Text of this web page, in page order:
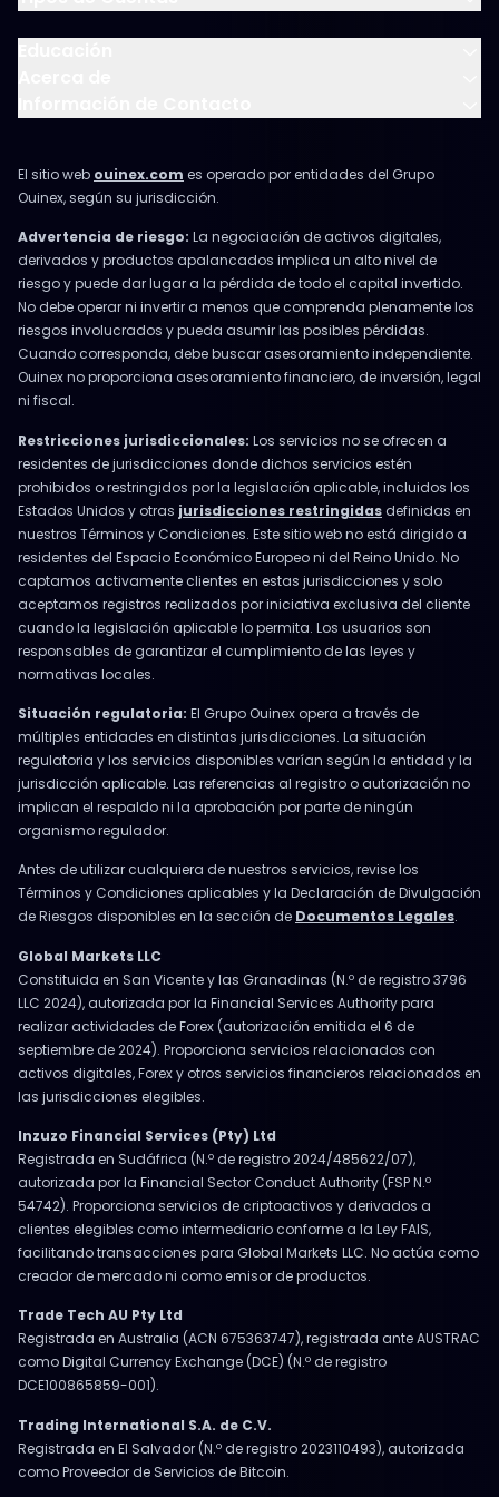
El sitio web ouinex.com es operado por entidades del Grupo
Ouinex, según su jurisdicción.
Advertencia de riesgo: La negociación de activos digitales,
derivados y productos apalancados implica un alto nivel de
riesgo y puede dar lugar a la pérdida de todo el capital invertido.
No debe operar ni invertir a menos que comprenda plenamente los
riesgos involucrados y pueda asumir las posibles pérdidas.
Cuando corresponda, debe buscar asesoramiento independiente.
Ouinex no proporciona asesoramiento financiero, de inversión, legal
ni fiscal.
Restricciones jurisdiccionales: Los servicios no se ofrecen a
residentes de jurisdicciones donde dichos servicios estén
prohibidos o restringidos por la legislación aplicable, incluidos los
Estados Unidos y otras jurisdicciones restringidas definidas en
nuestros Términos y Condiciones. Este sitio web no está dirigido a
residentes del Espacio Económico Europeo ni del Reino Unido. No
captamos activamente clientes en estas jurisdicciones y solo
aceptamos registros realizados por iniciativa exclusiva del cliente
cuando la legislación aplicable lo permita. Los usuarios son
responsables de garantizar el cumplimiento de las leyes y
normativas locales.
Situación regulatoria: El Grupo Ouinex opera a través de
múltiples entidades en distintas jurisdicciones. La situación
regulatoria y los servicios disponibles varían según la entidad y la
jurisdicción aplicable. Las referencias al registro o autorización no
implican el respaldo ni la aprobación por parte de ningún
organismo regulador.
Antes de utilizar cualquiera de nuestros servicios, revise los
Términos y Condiciones aplicables y la Declaración de Divulgación
de Riesgos disponibles en la sección de Documentos Legales.
Global Markets LLC
Constituida en San Vicente y las Granadinas (N.º de registro 3796
LLC 2024), autorizada por la Financial Services Authority para
realizar actividades de Forex (autorización emitida el 6 de
septiembre de 2024). Proporciona servicios relacionados con
activos digitales, Forex y otros servicios financieros relacionados en
las jurisdicciones elegibles.
Inzuzo Financial Services (Pty) Ltd
Registrada en Sudáfrica (N.º de registro 2024/485622/07),
autorizada por la Financial Sector Conduct Authority (FSP N.º
54742). Proporciona servicios de criptoactivos y derivados a
clientes elegibles como intermediario conforme a la Ley FAIS,
facilitando transacciones para Global Markets LLC. No actúa como
creador de mercado ni como emisor de productos.
Trade Tech AU Pty Ltd
Registrada en Australia (ACN 675363747), registrada ante AUSTRAC
como Digital Currency Exchange (DCE) (N.º de registro
DCE100865859-001).
Trading International S.A. de C.V.
Registrada en El Salvador (N.º de registro 2023110493), autorizada
como Proveedor de Servicios de Bitcoin.